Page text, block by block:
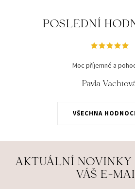
POSLEDNÍ
VŠECHNA
Moc příjemné a
Pavla
AKTUÁLNÍ NOVINKY
VÁŠ E-